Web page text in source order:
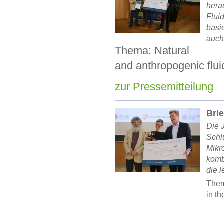
Thema: Natural
and anthropogenic
zur Pressemitteilung
Die
die
in